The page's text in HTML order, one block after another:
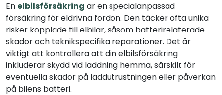
En elbilsförsäkring är en specialanpassad
försäkring för eldrivna fordon. Den täcker ofta unika
risker kopplade till elbilar, såsom batterirelaterade
skador och teknikspecifika reparationer. Det är
viktigt att kontrollera att din elbilsförsäkring
inkluderar skydd vid laddning hemma, särskilt för
eventuella skador på laddutrustningen eller påverkan
på bilens batteri.